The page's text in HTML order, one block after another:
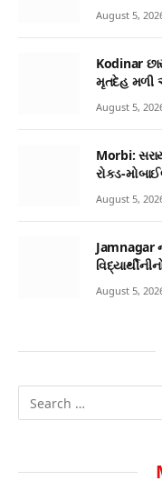
August 5,
Kodinar
મૃતદેહ મળી
August 5,
Morbi:
રોકડ-
August 5,
Jamnagar
August 5,